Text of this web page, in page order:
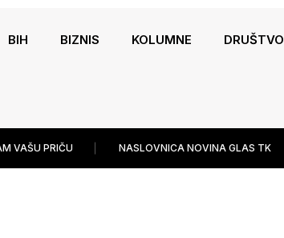
BIH BIZNIS KOLUMNE DRUŠTVO
VAŠU PRIČU NASLOVNICA NOVINA GLAS TK